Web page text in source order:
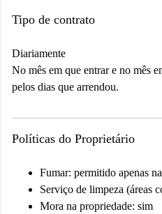
Tipo de contrato
Diariamente
No mês em que entrar e no mês
pelos dias que arrendou.
Políticas do Proprietário
Fumar: permitido apenas
Serviço de limpeza (áreas
Mora na propriedade: sim